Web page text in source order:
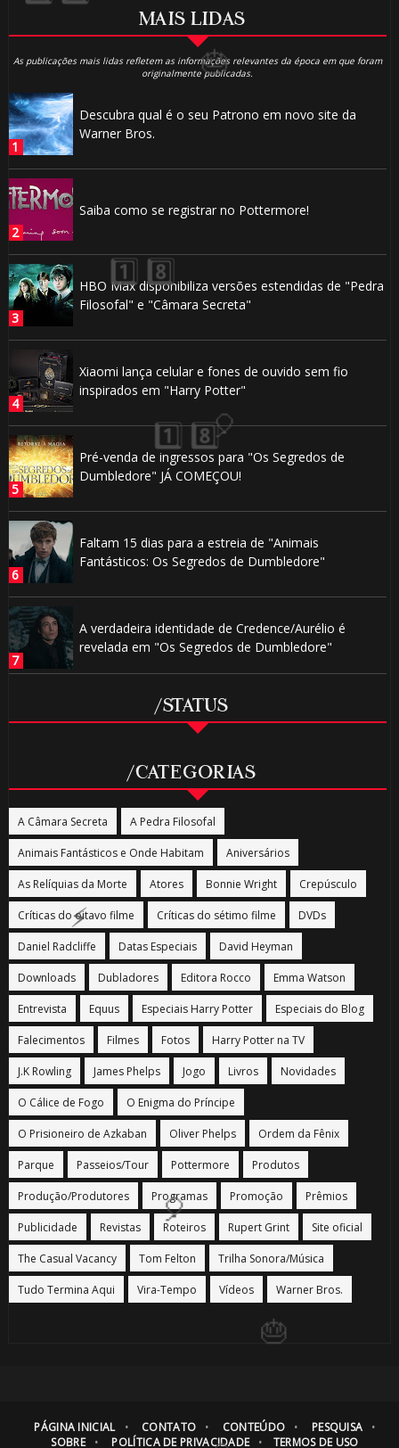
MAIS LIDAS
As publicações mais lidas refletem as informações relevantes da época em que foram
originalmente publicadas.
Descubra qual é o seu Patrono em novo site da
Warner Bros.
Saiba como se registrar no Pottermore!
HBO Max disponibiliza versões estendidas de "Pedra
Filosofal" e "Câmara Secreta"
Xiaomi lança celular e fones de ouvido sem fio
inspirados em "Harry Potter"
Pré-venda de ingressos para "Os Segredos de
Dumbledore" JÁ COMEÇOU!
Faltam 15 dias para a estreia de "Animais
Fantásticos: Os Segredos de Dumbledore"
A verdadeira identidade de Credence/Aurélio é
revelada em "Os Segredos de Dumbledore"
/STATUS
/CATEGORIAS
A Câmara Secreta A Pedra Filosofal
Animais Fantásticos e Onde Habitam Aniversários
As Relíquias da Morte Atores Bonnie Wright Crepúsculo
Críticas do oitavo filme Críticas do sétimo filme DVDs
Daniel Radcliffe Datas Especiais David Heyman
Downloads Dubladores Editora Rocco Emma Watson
Entrevista Equus Especiais Harry Potter Especiais do Blog
Falecimentos Filmes Fotos Harry Potter na TV
J.K Rowling James Phelps Jogo Livros Novidades
O Cálice de Fogo O Enigma do Príncipe
O Prisioneiro de Azkaban Oliver Phelps Ordem da Fênix
Parque Passeios/Tour Pottermore Produtos
Produção/Produtores Programas Promoção Prêmios
Publicidade Revistas Roteiros Rupert Grint Site oficial
The Casual Vacancy Tom Felton Trilha Sonora/Música
Tudo Termina Aqui Vira-Tempo Vídeos Warner Bros.
PÁGINA INICIAL CONTATO CONTEÚDO
PESQUISA
SOBRE
POLÍTICA DE PRIVACIDADE TERMOS DE USO
🎈
1️⃣ 8️⃣
🎂
🎈
🎂
🎂
🎈
🎈
🎈
⚡